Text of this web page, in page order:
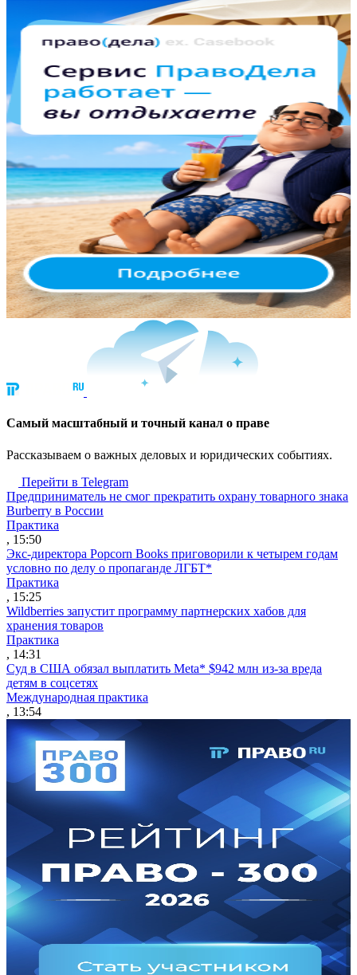
Cамый масштабный и точный канал о праве
Рассказываем о важных деловых и юридических событиях.
Перейти в Telegram
Предприниматель не смог прекратить охрану товарного знака
Burberry в России
Практика
, 15:50
Экс-директора Popcorn Books приговорили к четырем годам
условно по делу о пропаганде ЛГБТ*
Практика
, 15:25
Wildberries запустит программу партнерских хабов для
хранения товаров
Практика
, 14:31
Суд в США обязал выплатить Meta* $942 млн из-за вреда
детям в соцсетях
Международная практика
, 13:54